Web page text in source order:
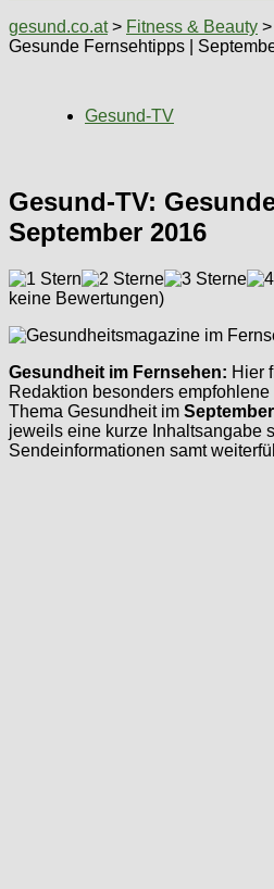
gesund.co.at> Fitness & Beauty >
Gesunde Fernsehtipps |
Gesund-TV
Gesund-TV:
September 2016
keine Bewertungen)
Gesundheit im Fernsehen: Hier
Redaktion besonders
Thema Gesundheit im
jeweils eine kurze Inhaltsangabe
Sendeinformationen samt